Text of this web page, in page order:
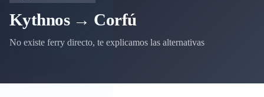
Kythnos → Corfú
No existe ferry directo, te explicamos las alternativas